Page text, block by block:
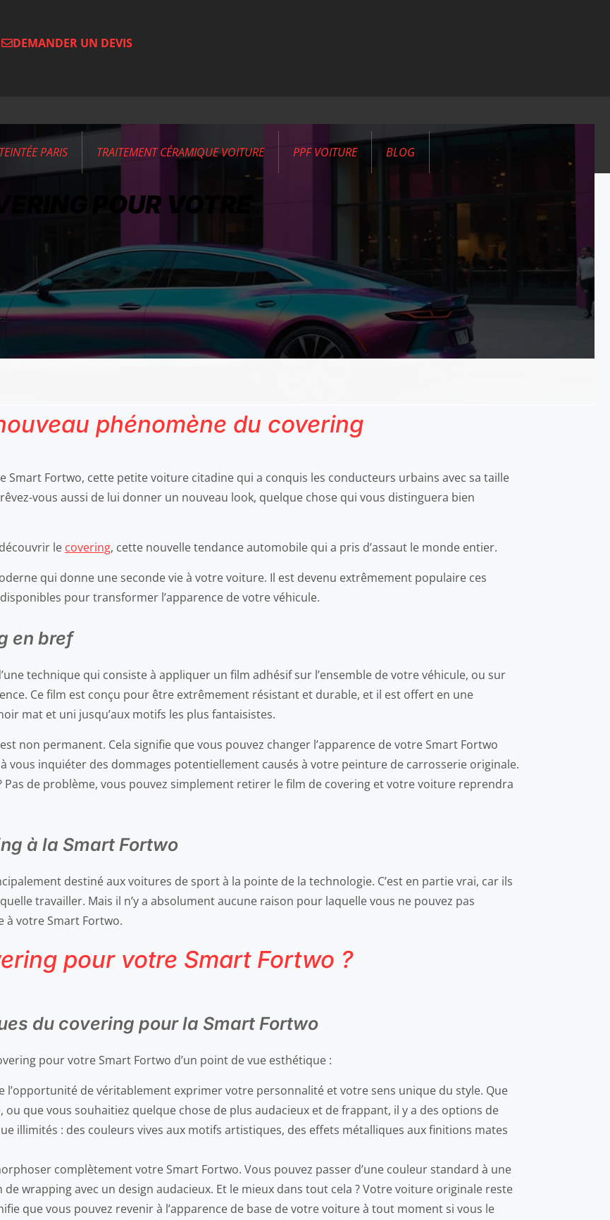
DEMANDER UN DEVIS
PARIS TRAITEMENT CÉRAMIQUE VOITURE PPF VOITURE BLOG
POUR VOTRE
phénomène du covering
Smart Fortwo, cette petite voiture citadine qui a conquis les conducteurs urbains avec sa taille
vous aussi de lui donner un nouveau look, quelque chose qui vous distinguera bien
le covering, cette nouvelle tendance automobile qui a pris d’assaut le monde entier.
qui donne une seconde vie à votre voiture. Il est devenu extrêmement populaire ces
pour transformer l’apparence de votre véhicule.
en bref
technique qui consiste à appliquer un film adhésif sur l’ensemble de votre véhicule, ou sur
Ce film est conçu pour être extrêmement résistant et durable, et il est offert en une
mat et uni jusqu’aux motifs les plus fantaisistes.
non permanent. Cela signifie que vous pouvez changer l’apparence de votre Smart Fortwo
vous inquiéter des dommages potentiellement causés à votre peinture de carrosserie originale.
Pas de problème, vous pouvez simplement retirer le film de covering et votre voiture reprendra
à la Smart Fortwo
destiné aux voitures de sport à la pointe de la technologie. C’est en partie vrai, car ils
travailler. Mais il n’y a absolument aucune raison pour laquelle vous ne pouvez pas
à votre Smart Fortwo.
pour votre Smart Fortwo ?
du covering pour la Smart Fortwo
pour votre Smart Fortwo d’un point de vue esthétique :
l’opportunité de véritablement exprimer votre personnalité et votre sens unique du style. Que
que vous souhaitiez quelque chose de plus audacieux et de frappant, il y a des options de
illimités : des couleurs vives aux motifs artistiques, des effets métalliques aux finitions mates
complètement votre Smart Fortwo. Vous pouvez passer d’une couleur standard à une
wrapping avec un design audacieux. Et le mieux dans tout cela ? Votre voiture originale reste
que vous pouvez revenir à l’apparence de base de votre voiture à tout moment si vous le